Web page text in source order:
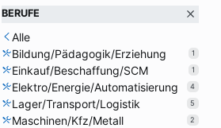
BERUFE
Alle
Bildung/Pädagogik/Erziehung
1
Einkauf/Beschaffung/SCM 1
Elektro/Energie/Automatisierung 4
Lager/Transport/Logistik 5
Maschinen/Kfz/Metall 2